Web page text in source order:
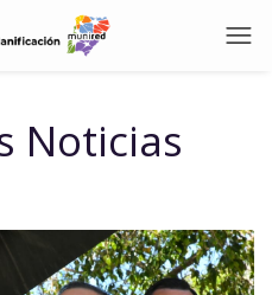
Noticias